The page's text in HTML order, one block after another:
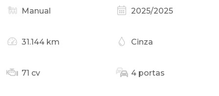
Manual 2025/2025
31.144 km Cinza
71 cv 4 portas